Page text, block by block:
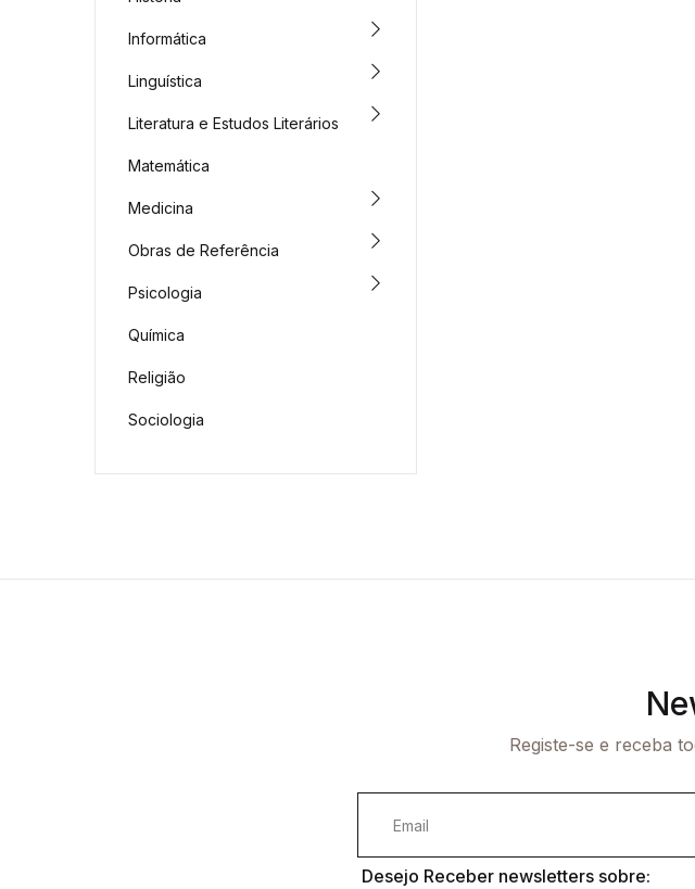
Informática
Linguística
Literatura e Estudos Literários
Matemática
Medicina
Obras de Referência
Psicologia
Química
Religião
Sociologia
Registe-se e receba
Desejo Receber newsletters sobre: